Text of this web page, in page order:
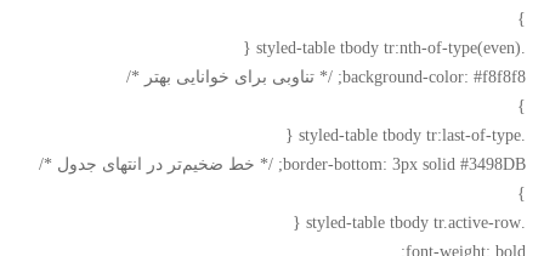
}
.styled-table tbody tr:nth-of-type(even) {
background-color: #f8f8f8; /* تناوبی برای خوانایی بهتر */
}
.styled-table tbody tr:last-of-type {
border-bottom: 3px solid #3498DB; /* خط ضخیم‌تر در انتهای جدول */
}
.styled-table tbody tr.active-row {
font-weight: bold;